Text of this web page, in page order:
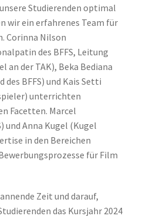
Studierenden optimal
wir ein erfahrenes Team für
Corinna Nilson
des BFFS, Leitung
an der TAK), Beka Bediana
des BFFS) und Kais Setti
unterrichten
Facetten. Marcel
und Anna Kugel (Kugel
in den Bereichen
für Film
Zeit und darauf,
das Kursjahr 2024